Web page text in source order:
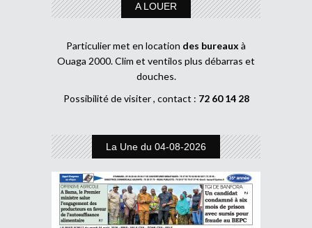
A LOUER
Particulier met en location des bureaux à
Ouaga 2000. Clim et ventilos plus débarras et
douches.
Possibilité de visiter , contact : 72 60 14 28
La Une du 04-08-2026